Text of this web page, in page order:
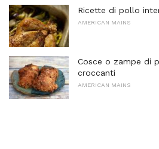
Ricette di pollo
AMERICAN MAINS
Cosce o zampe di
croccanti
AMERICAN MAINS